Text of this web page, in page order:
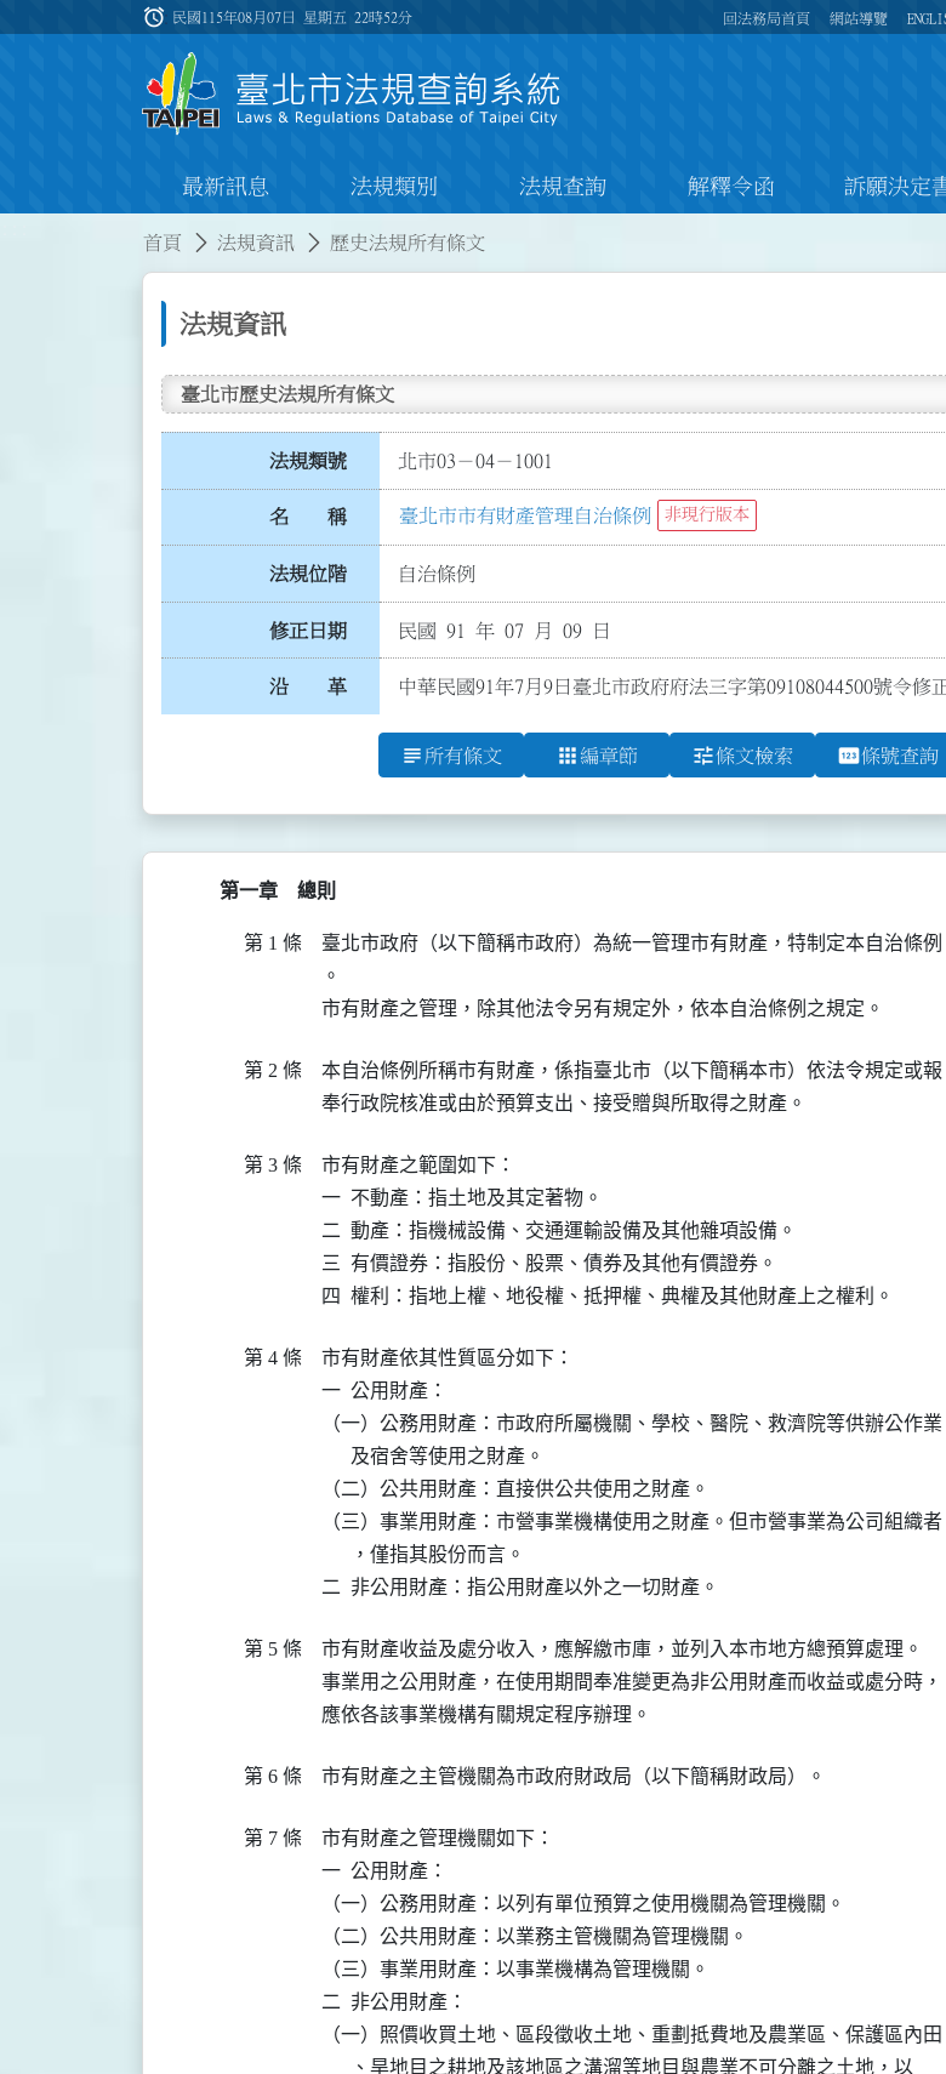
:::
alarm 民國115年08月07日 星期五22時52分 回法務局首頁 網站導覽
最新訊息 法規類別 法規查詢 解釋令函 訴願決定
首頁 法規資訊 歷史法規所有條文
法規資訊
臺北市歷史法規所有條文
法規類號 北市03－04－1001
名 稱 臺北市市有財產管理自治條例 非現行版本
法規位階 自治條例
修正日期 民國 91 年 07 月 09 日
沿 革 中華民國91年7月9日臺北市政府府法三字第09108044500號令修
subject 所有條文 apps 編章節 tune條文檢索 pin條號查詢
第一章 總則
第 1 條
臺北市政府（以下簡稱市政府）為統一管理市有財產，特制定本自治條例
。
市有財產之管理，除其他法令另有規定外，依本自治條例之規定。
第 2 條
本自治條例所稱市有財產，係指臺北市（以下簡稱本市）依法令規定或報
奉行政院核准或由於預算支出、接受贈與所取得之財產。
第 3 條
市有財產之範圍如下：
一  不動產：指土地及其定著物。
二  動產：指機械設備、交通運輸設備及其他雜項設備。
三  有價證券：指股份、股票、債券及其他有價證券。
四  權利：指地上權、地役權、抵押權、典權及其他財產上之權利。
第 4 條
市有財產依其性質區分如下：
一  公用財產：
（一）公務用財產：市政府所屬機關、學校、醫院、救濟院等供辦公作業
      及宿舍等使用之財產。
（二）公共用財產：直接供公共使用之財產。
（三）事業用財產：市營事業機構使用之財產。但市營事業為公司組織者
      ，僅指其股份而言。
二  非公用財產：指公用財產以外之一切財產。
第 5 條
市有財產收益及處分收入，應解繳市庫，並列入本市地方總預算處理。
事業用之公用財產，在使用期間奉准變更為非公用財產而收益或處分時，
第 6 條 市有財產之主管機關為市政府財政局（以下簡稱財政局）。
第 7 條
市有財產之管理機關如下：
一  公用財產：
（一）公務用財產：以列有單位預算之使用機關為管理機關。
（二）公共用財產：以業務主管機關為管理機關。
（三）事業用財產：以事業機構為管理機關。
二  非公用財產：
（一）照價收買土地、區段徵收土地、重劃抵費地及農業區、保護區內田
      、旱地目之耕地及該地區之溝溜等地目與農業不可分離之土地，以